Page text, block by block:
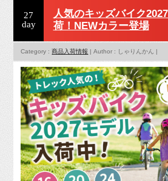
27
day
人気のキッズバイク
荷！NEWカラー登場
Category :商品入荷情報 | Author : しゃりんかん |